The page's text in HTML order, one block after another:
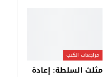
مراجعات الكتب
مثلث السلطة: إعادة